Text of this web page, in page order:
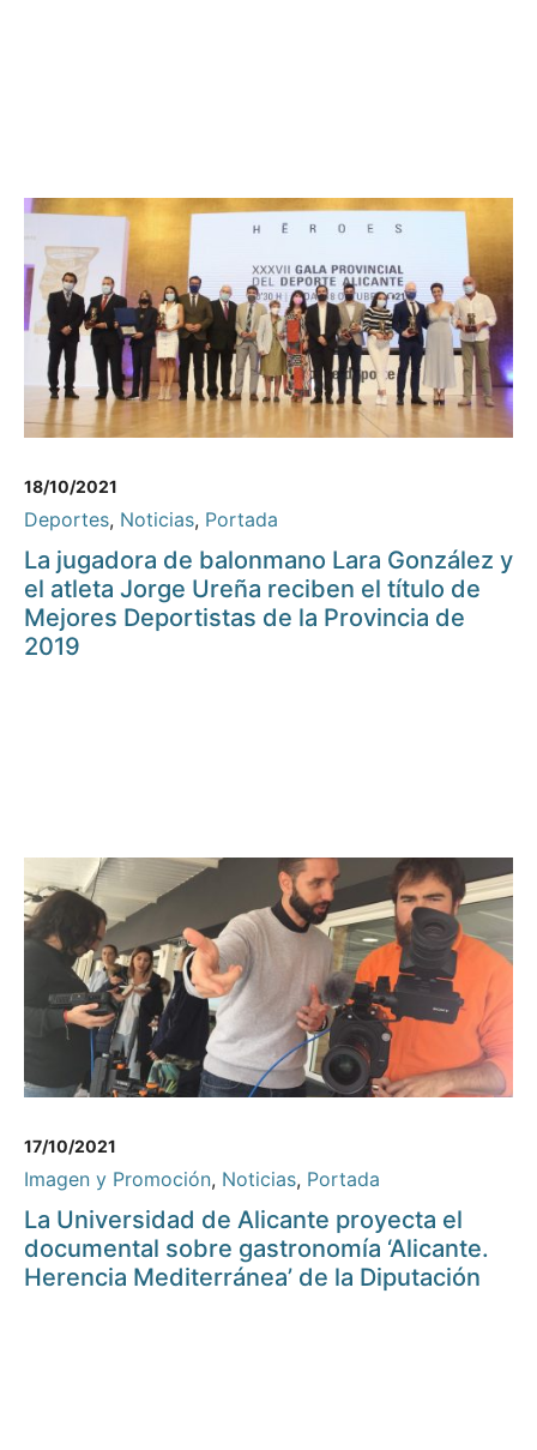
18/10/2021
Deportes, Noticias, Portada
La jugadora de balonmano Lara González y
el atleta Jorge Ureña reciben el título de
Mejores Deportistas de la Provincia de
2019
17/10/2021
Imagen y Promoción, Noticias, Portada
La Universidad de Alicante proyecta el
documental sobre gastronomía ‘Alicante.
Herencia Mediterránea’ de la Diputación